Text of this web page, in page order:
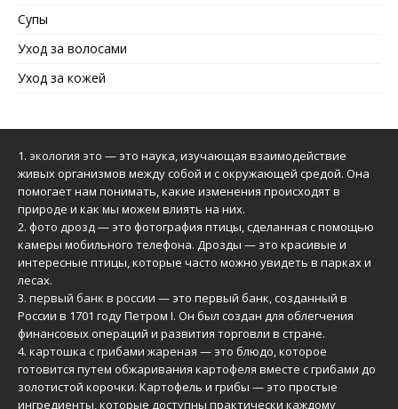
Супы
Уход за волосами
Уход за кожей
1. экология это — это наука, изучающая взаимодействие
живых организмов между собой и с окружающей средой. Она
помогает нам понимать, какие изменения происходят в
природе и как мы можем влиять на них.
2. фото дрозд— это фотография птицы, сделанная с помощью
камеры мобильного телефона. Дрозды — это красивые и
интересные птицы, которые часто можно увидеть в парках и
лесах.
3. первый банк в россии — это первый банк, созданный в
России в 1701 году Петром I. Он был создан для облегчения
финансовых операций и развития торговли в стране.
4. картошка с грибами жареная — это блюдо, которое
готовится путем обжаривания картофеля вместе с грибами до
золотистой корочки. Картофель и грибы — это простые
ингредиенты, которые доступны практически каждому